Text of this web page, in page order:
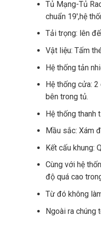
Tủ Mạng-Tủ
chuẩn 19′,hệ
Tải trọng: lên
Vật liệu: Tấm
Hệ thống tản
Hệ thống cửa:
bên trong tủ.
Hệ thống thanh
Mầu sắc: Xám
Kết cấu khung:
Cùng với hệ
độ quá cao
Từ đó không
Ngoài ra chúng